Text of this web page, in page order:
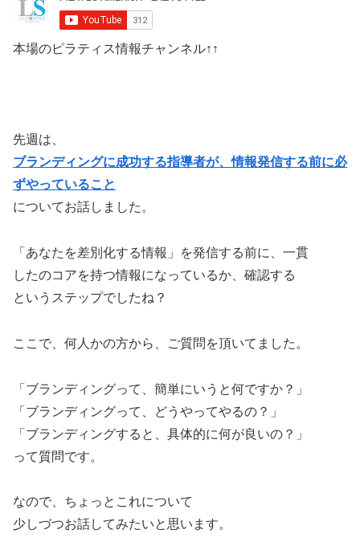
本場のピラティス情報チャンネル↑↑
先週は、
ブランディングに成功する指導者が、情報発信する前に必
ずやっていること
についてお話しました。
「あなたを差別化する情報」を発信する前に、一貫
したのコアを持つ情報になっているか、確認する
というステップでしたね？
ここで、何人かの方から、ご質問を頂いてました。
「ブランディングって、簡単にいうと何ですか？」
「ブランディングって、どうやってやるの？」
「ブランディングすると、具体的に何が良いの？」
って質問です。
なので、ちょっとこれについて
少しづつお話してみたいと思います。